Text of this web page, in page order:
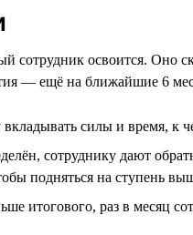
сотрудник освоится.
— ещё на ближайшие 6
силы и время, к
сотруднику дают
подняться на ступень
итогового, раз в месяц